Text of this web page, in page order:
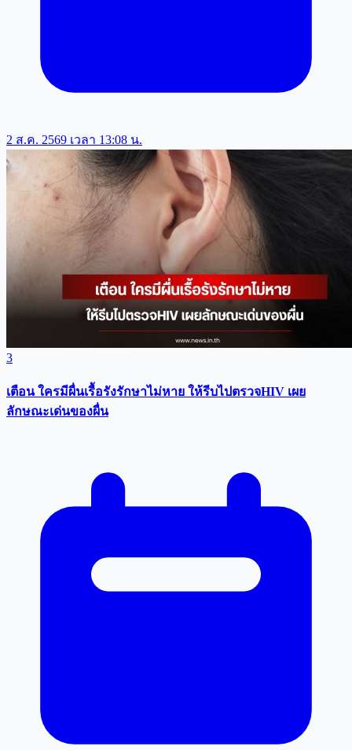
2 ส.ค. 2569 เวลา 13:08 น.
3
เตือน ใครมีผื่นเรื้อรังรักษาไม่หาย ให้รีบไปตรวจHIV เผย
ลักษณะเด่นของผื่น